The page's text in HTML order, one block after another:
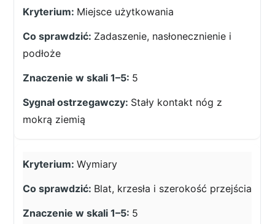
Miejsce użytkowania
Zadaszenie, nasłonecznienie i
podłoże
5
Stały kontakt nóg z
mokrą ziemią
Wymiary
Blat, krzesła i szerokość przejścia
5